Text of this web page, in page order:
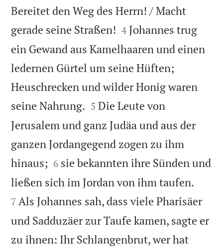
Bereitet den Weg des Herrn! / Macht
gerade seine Straßen! 

4 Johannes trug
ein Gewand aus Kamelhaaren und einen
ledernen Gürtel um seine Hüften;
Heuschrecken und wilder Honig waren
seine Nahrung. 

5 Die Leute von
Jerusalem und ganz Judäa und aus der
ganzen Jordangegend zogen zu ihm
hinaus; 

6 sie bekannten ihre Sünden und
ließen sich im Jordan von ihm taufen.
7 Als Johannes sah, dass viele Pharisäer
und Sadduzäer zur Taufe kamen, sagte er
zu ihnen: Ihr Schlangenbrut, wer hat